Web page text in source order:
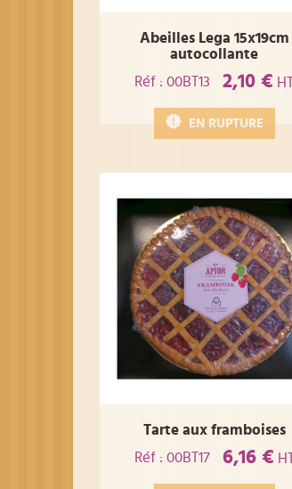
Abeilles Lega 15x19cm
autocollante
Réf : 00BT13
2,10 €
EN RUPTURE
Tarte aux framboises
Réf : 00BT17
6,16 €